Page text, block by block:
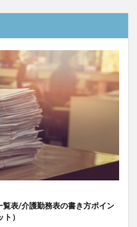
覧表/介護勤務表の書き方ポイン
）